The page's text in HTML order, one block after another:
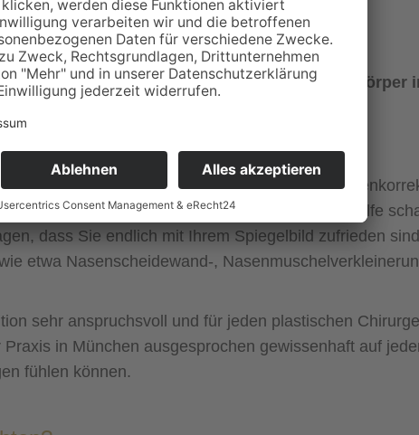
zu groß, wird die Nase oft alsFremdkörper
NasenatmungsbehinderungAnlass für eine
Chirurgen mit einer Nasenkorrektur Abhilfe
dass Sie endlich mit Ihrem Spiegelbild zufrieden
etwa Nasenscheidewand-,
sehr anspruchsvoll und für jeden plastischen
in München ausgesprochen gewissenhaft auf
fühlen können.